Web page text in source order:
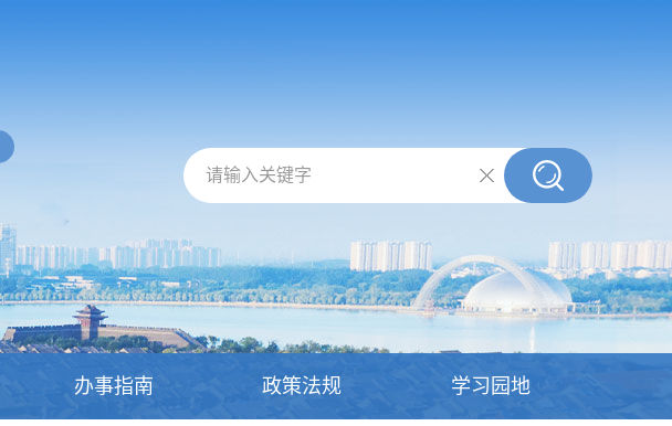
请输入关键字
办事指南 政策法规 学习园地